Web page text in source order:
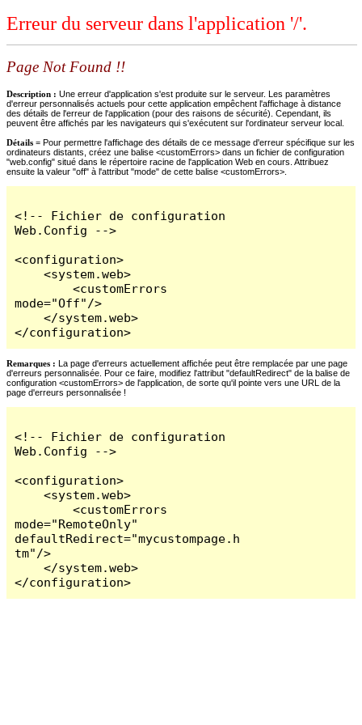
Erreur du serveur dans l'application '/'.
Page Not Found !!
Description : Une erreur d'application s'est produite sur le serveur. Les paramètres
d'erreur personnalisés actuels pour cette application empêchent l'affichage à distance
des détails de l'erreur de l'application (pour des raisons de sécurité). Cependant, ils
peuvent être affichés par les navigateurs qui s'exécutent sur l'ordinateur serveur local.
Détails = Pour permettre l'affichage des détails de ce message d'erreur spécifique sur les
ordinateurs distants, créez une balise <customErrors> dans un fichier de configuration
"web.config" situé dans le répertoire racine de l'application Web en cours. Attribuez
ensuite la valeur "off" à l'attribut "mode" de cette balise <customErrors>.
<!-- Fichier de configuration
Web.Config -->
<configuration>
    <system.web>
        <customErrors
mode="Off"/>
    </system.web>
</configuration>
Remarques : La page d'erreurs actuellement affichée peut être remplacée par une page
d'erreurs personnalisée. Pour ce faire, modifiez l'attribut "defaultRedirect" de la balise de
configuration <customErrors> de l'application, de sorte qu'il pointe vers une URL de la
page d'erreurs personnalisée !
<!-- Fichier de configuration
Web.Config -->
<configuration>
    <system.web>
        <customErrors
mode="RemoteOnly"
defaultRedirect="mycustompage.h
tm"/>
    </system.web>
</configuration>